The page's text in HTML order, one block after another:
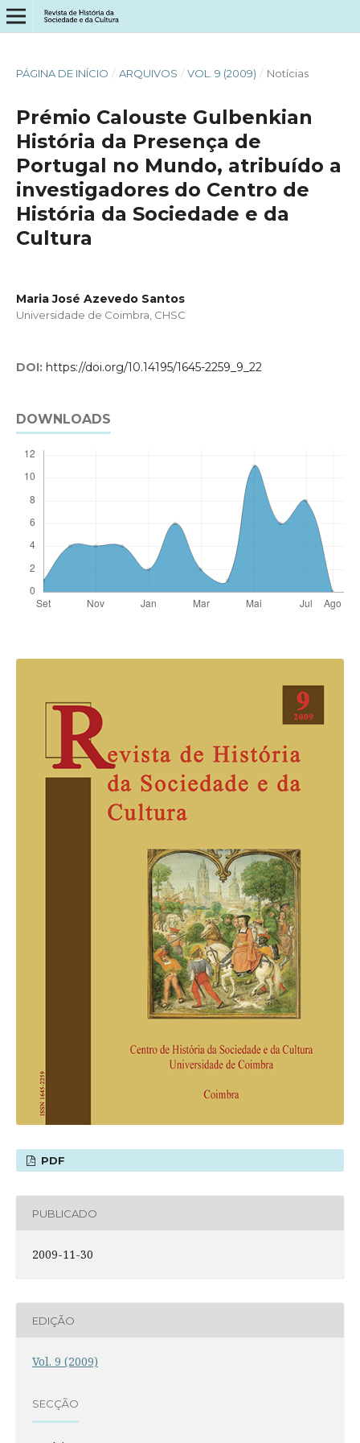
PÁGINA DE INÍCIO / ARQUIVOS / VOL. 9 (2009) / Notícias
Prémio Calouste Gulbenkian
História da Presença de
Portugal no Mundo, atribuído a
investigadores do Centro de
História da Sociedade e da
Cultura
Maria José Azevedo Santos
Universidade de Coimbra, CHSC
DOI: https://doi.org/10.14195/1645-2259_9_22
DOWNLOADS
PDF
PUBLICADO
2009-11-30
EDIÇÃO
Vol. 9 (2009)
SECÇÃO